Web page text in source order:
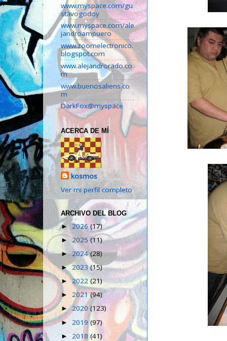
www.myspace.com/gu
stavogodoy
www.myspace.com/ale
jandroampuero
www.zoomelectronico.
blogspot.com
www.alejandrorado.co
m
www.buenosaliens.co
m
DarkFox@myspace
ACERCA DE MÍ
kosmos
Ver mi perfil completo
ARCHIVO DEL BLOG
► 2026(17)
► 2025(11)
► 2024(28)
► 2023(15)
►2022(21)
► 2021(94)
►2020(123)
► 2019(97)
► 2018 (41)